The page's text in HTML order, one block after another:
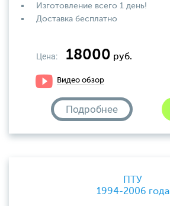
Изготовление всего 1 день!
Доставка бесплатно
Цена: 18000 руб.
Видео обзор
Подробнее
ПТУ
1994-2006 года